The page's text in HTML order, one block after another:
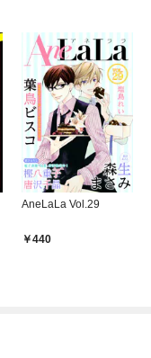
AneLaLa Vol.29
440